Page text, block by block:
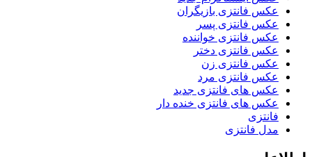
عکس فانتزی بازیگران
عکس فانتزی پسر
عکس فانتزی خواننده
عکس فانتزی دختر
عکس فانتزی زن
عکس فانتزی مرد
عکس های فانتزی جدید
عکس های فانتزی خنده دار
فانتزی
مدل فانتزی